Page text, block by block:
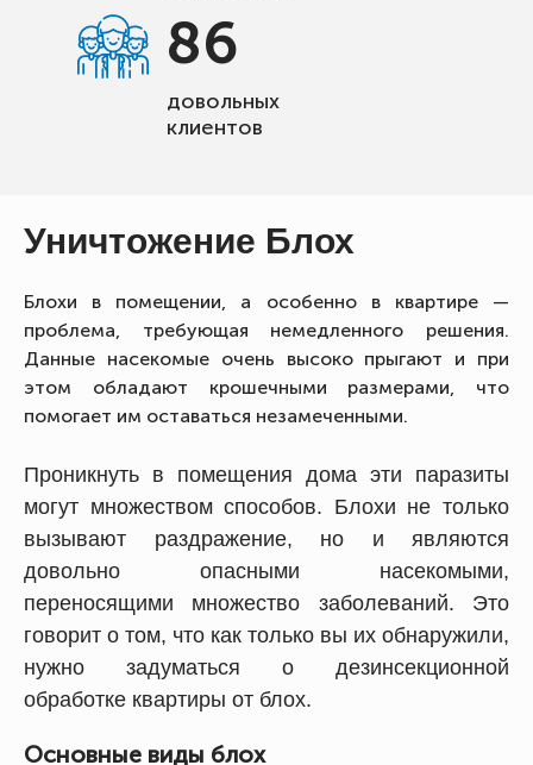
86
довольных
клиентов
Уничтожение Блох
Блохи в помещении, а особенно в квартире —
проблема, требующая немедленного решения.
Данные насекомые очень высоко прыгают и при
этом обладают крошечными размерами, что
помогает им оставаться незамеченными.
Проникнуть в помещения дома эти паразиты
могут множеством способов. Блохи не только
вызывают раздражение, но и являются
довольно опасными насекомыми,
переносящими множество заболеваний. Это
говорит о том, что как только вы их обнаружили,
нужно задуматься о дезинсекционной
обработке квартиры от блох.
Основные виды блох